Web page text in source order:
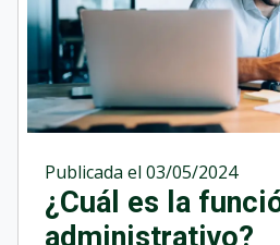
Publicada el 03/05/2024
¿Cuál es la
administrativo?